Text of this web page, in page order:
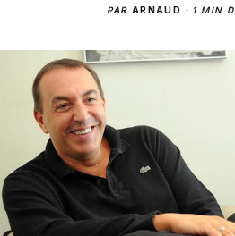
PAR ARNAUD · 1 MIN